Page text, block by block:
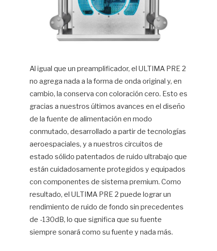
Al igual que un preamplificador, el ULTIMA PRE 2
no agrega nada a la forma de onda original y, en
cambio, la conserva con coloración cero. Esto es
gracias a nuestros últimos avances en el diseño
de la fuente de alimentación en modo
conmutado, desarrollado a partir de tecnologías
aeroespaciales, y a nuestros circuitos de
estado sólido patentados de ruido ultrabajo que
están cuidadosamente protegidos y equipados
con componentes de sistema premium. Como
resultado, el ULTIMA PRE 2 puede lograr un
rendimiento de ruido de fondo sin precedentes
de -130dB, lo que significa que su fuente
siempre sonará como su fuente y nada más.